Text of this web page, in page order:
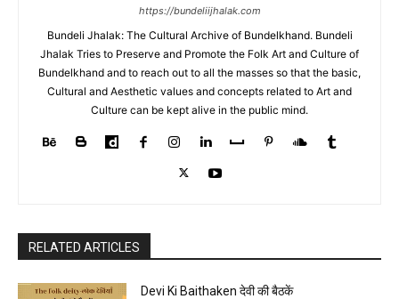
https://bundeliijhalak.com
Bundeli Jhalak: The Cultural Archive of Bundelkhand. Bundeli
Jhalak Tries to Preserve and Promote the Folk Art and Culture of
Bundelkhand and to reach out to all the masses so that the basic,
Cultural and Aesthetic values and concepts related to Art and
Culture can be kept alive in the public mind.
RELATED ARTICLES
Devi Ki Baithaken देवी की बैठकें